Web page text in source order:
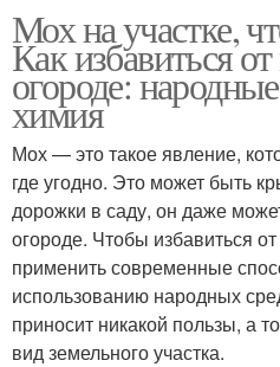
Мох на участке,
Как избавиться
огороде:
химия
Мох — это такое явление,
где угодно. Это может быть
дорожки в саду, он даже
огороде. Чтобы избавиться
применить современные
использованию народных
приносит никакой пользы, а
вид земельного участка.